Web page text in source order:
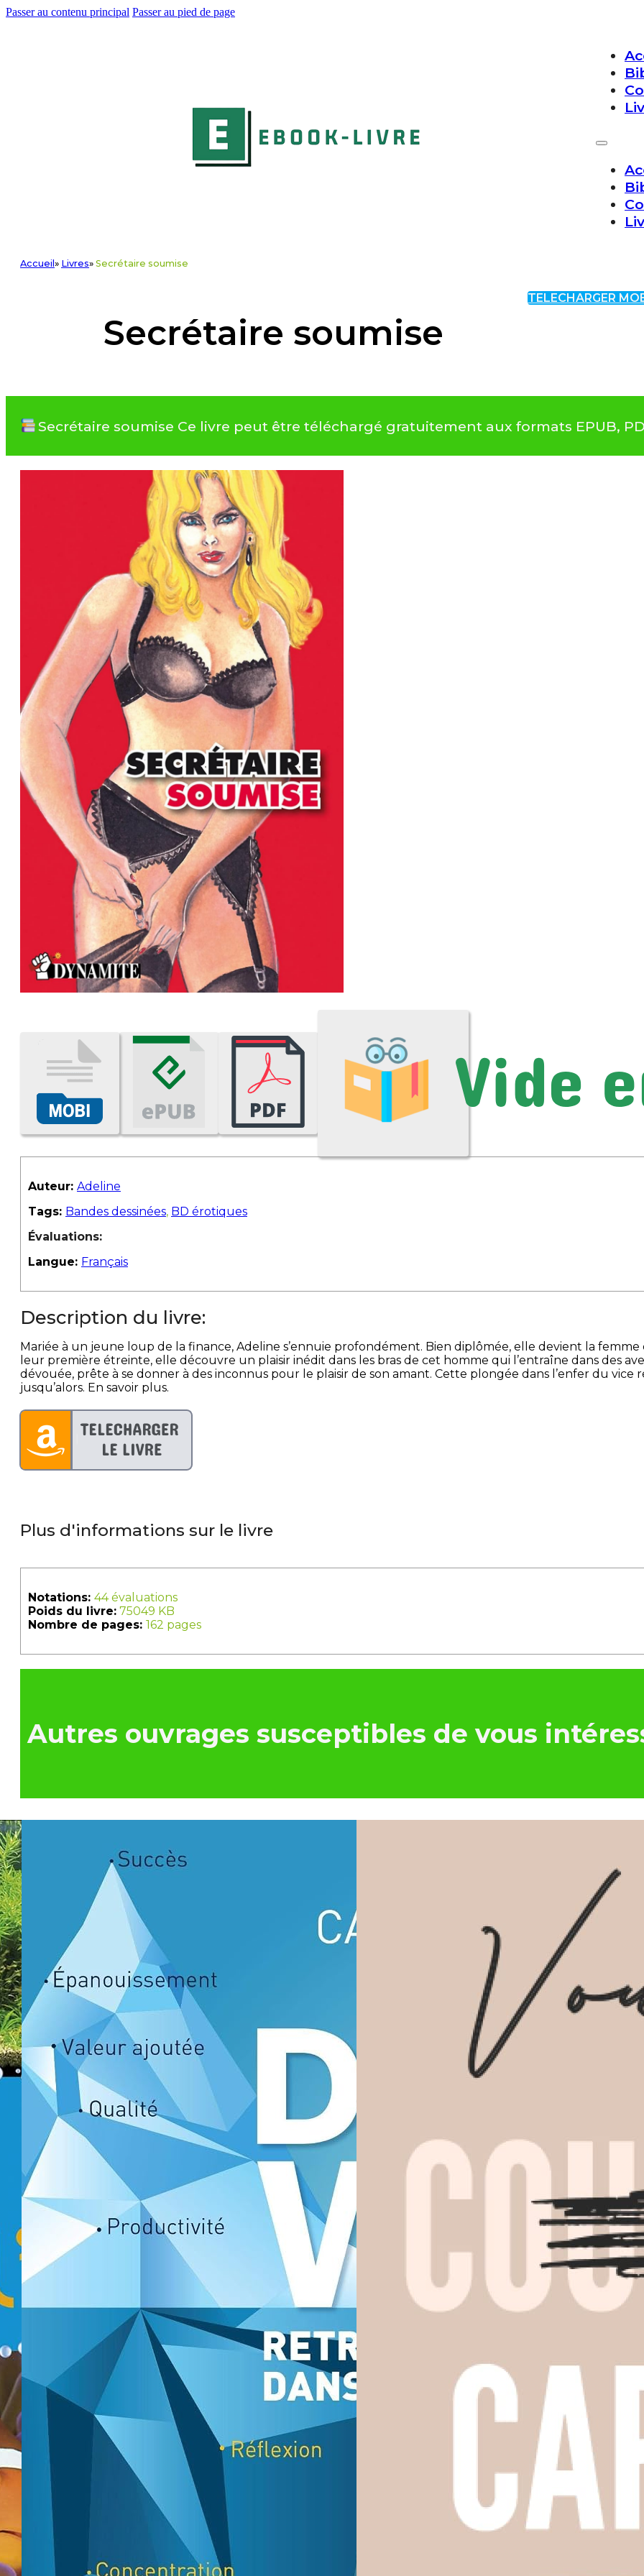
Passer au contenu principal Passer au pied de page
Accueil » Livres» Secrétaire soumise
Secrétaire soumise
TELECHARGER
Secrétaire soumise Ce livre peut être téléchargé gratuitement aux formats EPUB,
Auteur: Adeline
Tags: Bandes dessinées, BD érotiques
Évaluations:
Langue: Français
Description du livre:
Mariée à un jeune loup de la finance, Adeline s’ennuie profondément. Bien diplômée, elle devient la
leur première étreinte, elle découvre un plaisir inédit dans les bras de cet homme qui l’entraîne dans des
dévouée, prête à se donner à des inconnus pour le plaisir de son amant. Cette plongée dans l’enfer du
jusqu’alors. En savoir plus.
Plus d'informations sur le livre
Notations: 44 évaluations
Poids du livre: 75049 KB
Nombre de pages: 162 pages
Autres ouvrages susceptibles de vous
Les outils mathématiques
indispensables à la physique-
chimie au collège